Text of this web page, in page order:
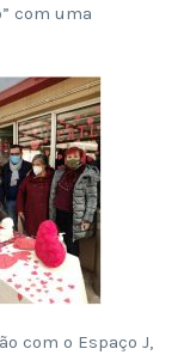
com uma
com o Espaço J,